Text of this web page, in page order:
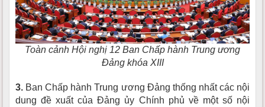
Toàn cảnh Hội nghị 12 Ban Chấp hành Trung ương
Đảng khóa XIII
3. Ban Chấp hành Trung ương Đảng thống nhất các nội
dung đề xuất của Đảng ủy Chính phủ về một số nội